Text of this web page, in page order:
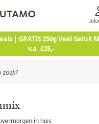
| GRATIS 250g Veel Geluk
v.a. €25,-
in huis